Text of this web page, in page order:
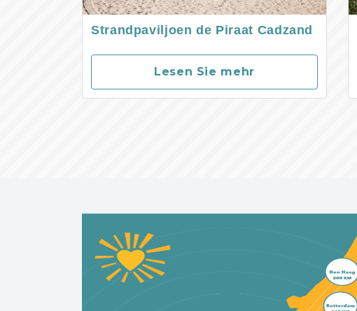
Strandpaviljoen de Piraat Cadzand
Lesen Sie mehr